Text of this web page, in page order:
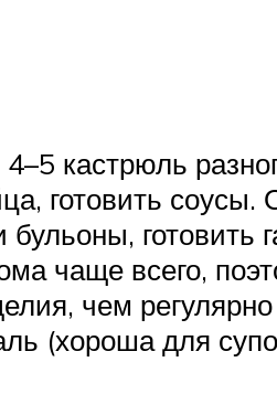
кастрюль
готовить соусы.
готовить
чаще всего,
чем
(хороша для